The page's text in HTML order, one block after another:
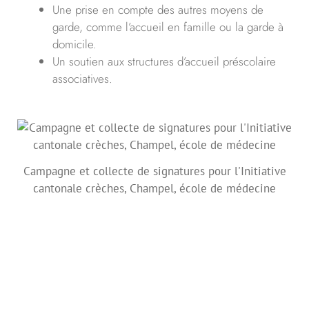
Une prise en compte des autres moyens de
garde, comme l’accueil en famille ou la garde à
domicile.
Un soutien aux structures d’accueil préscolaire
associatives.
Campagne et collecte de signatures pour l'Initiative
cantonale crèches, Champel, école de médecine